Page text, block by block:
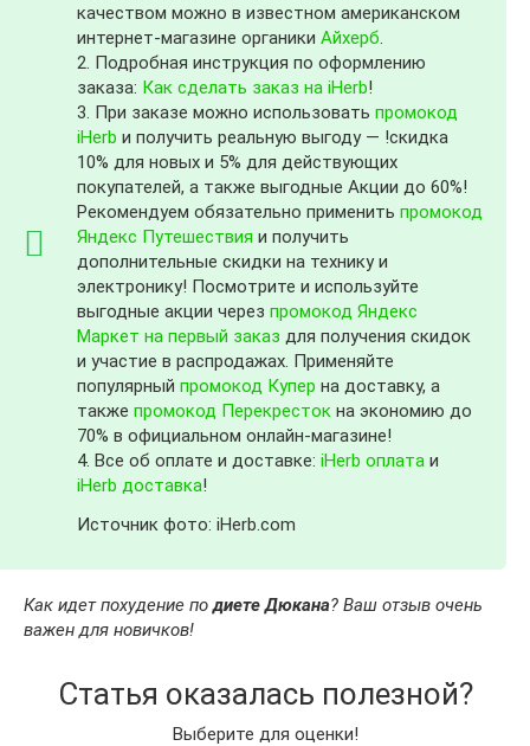
качеством можно в известном американском
интернет-магазине органики Айхерб
2. Подробная инструкция по оформлению
заказа: Как сделать заказ на iHerb!
3. При заказе можно использовать промокод
iHerb и получить реальную выгоду — !скидка
10% для новых и 5% для действующих
покупателей, а также выгодные Акции до 60%!
Рекомендуем обязательно применить промокод
Яндекс Путешествия и получить
дополнительные скидки на технику и
электронику! Посмотрите и используйте
выгодные акции через промокод Яндекс
Маркет на первый заказ для получения скидок
и участие в распродажах. Применяйте
популярный промокод Купер на доставку, а
также промокод Перекресток на экономию до
70% в официальном онлайн-магазине!
4. Все об оплате и доставке: iHerb оплата и
iHerb доставка!
Источник фото: iHerb.com
Как идет похудение подиете Дюкана? Ваш отзыв очень
важен для новичков!
Статья оказалась полезной?
Выберите для оценки!